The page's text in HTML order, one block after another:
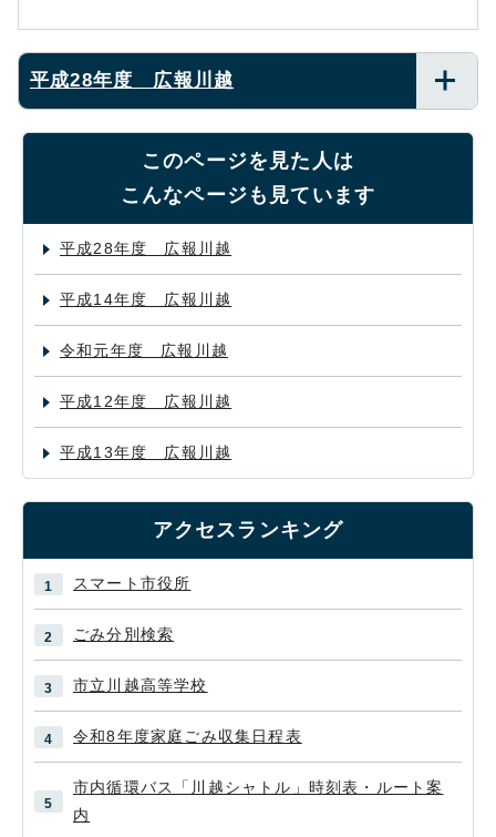
平成28年度 広報川越
このページを見た人は
こんなページも見ています
平成28年度 広報川越
平成14年度 広報川越
令和元年度 広報川越
平成12年度 広報川越
平成13年度 広報川越
アクセスランキング
スマート市役所
ごみ分別検索
市立川越高等学校
令和8年度家庭ごみ収集日程表
市内循環バス「川越シャトル」時刻表・ルート案
内